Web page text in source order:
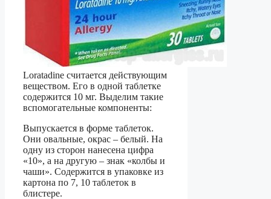
Loratadine считается действующим
веществом. Его в одной таблетке
содержится 10 мг. Выделим такие
вспомогательные компоненты:
Выпускается в форме таблеток.
Они овальные, окрас – белый. На
одну из сторон нанесена цифра
«10», а на другую – знак «колбы и
чаши». Содержится в упаковке из
картона по 7, 10 таблеток в
блистере.